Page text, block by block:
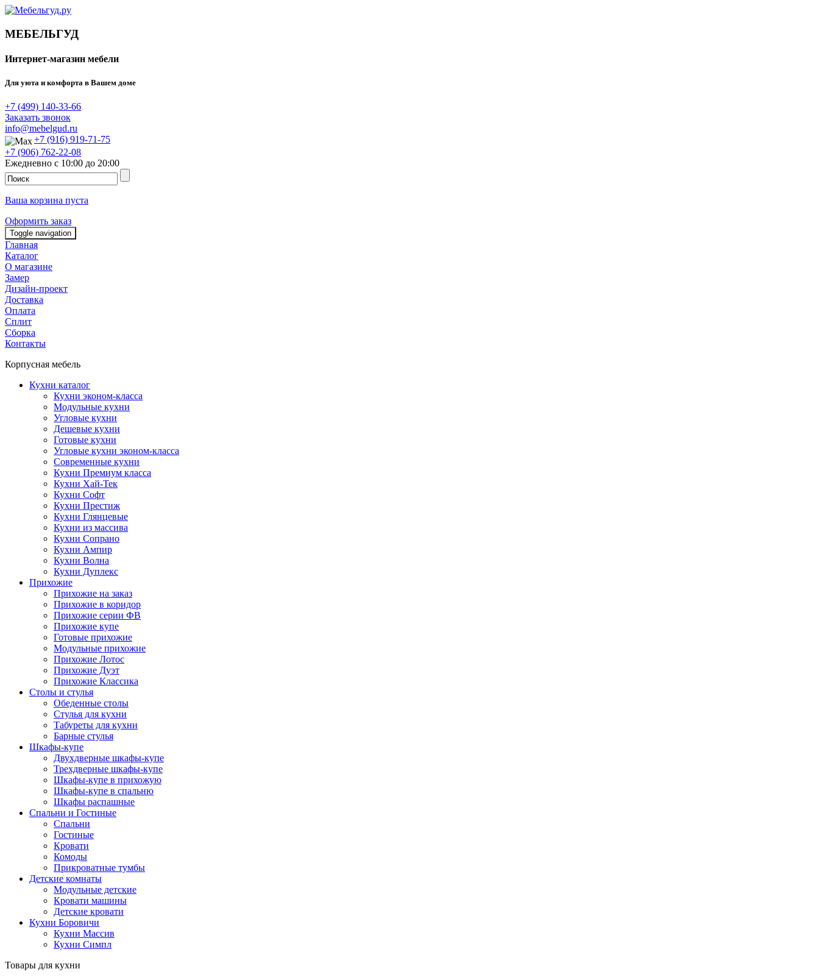
МЕБЕЛЬГУД
Интернет-магазин мебели
Для уюта и комфорта в Вашем доме
+7 (499) 140-33-66
Заказать звонок
info@mebelgud.ru
+7 (916) 919-71-75
+7 (906) 762-22-08
Ежедневно с 10:00 до 20:00
Ваша корзина пуста
Оформить заказ
Toggle navigation
Главная
Каталог
О магазине
Замер
Дизайн-проект
Доставка
Оплата
Сплит
Сборка
Контакты
Корпусная мебель
Кухни каталог
Кухни эконом-класса
Модульные кухни
Угловые кухни
Дешевые кухни
Готовые кухни
Угловые кухни эконом-класса
Современные кухни
Кухни Премиум класса
Кухни Хай-Тек
Кухни Софт
Кухни Престиж
Кухни Глянцевые
Кухни из массива
Кухни Сопрано
Кухни Ампир
Кухни Волна
Кухни Дуплекс
Прихожие
Прихожие на заказ
Прихожие в коридор
Прихожие серии ФВ
Прихожие купе
Готовые прихожие
Модульные прихожие
Прихожие Лотос
Прихожие Дуэт
Прихожие Классика
Столы и стулья
Обеденные столы
Стулья для кухни
Табуреты для кухни
Барные стулья
Шкафы-купе
Двухдверные шкафы-купе
Трехдверные шкафы-купе
Шкафы-купе в прихожую
Шкафы-купе в спальню
Шкафы распашные
Спальни и Гостиные
Спальни
Гостиные
Кровати
Комоды
Прикроватные тумбы
Детские комнаты
Модульные детские
Кровати машины
Детские кровати
Кухни Боровичи
Кухни Массив
Кухни Симпл
Товары для кухни